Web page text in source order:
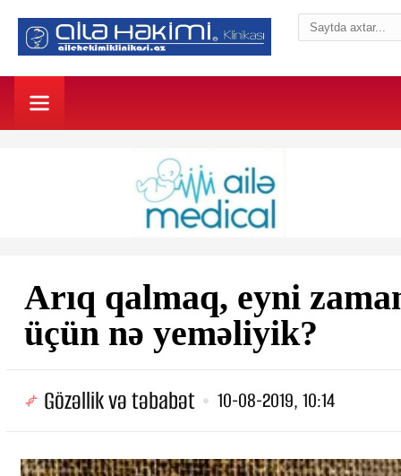
Arıq qalmaq, eyni
üçün nə yeməliyik?
Gözəllik və təbabət 10-08-2019, 10:14